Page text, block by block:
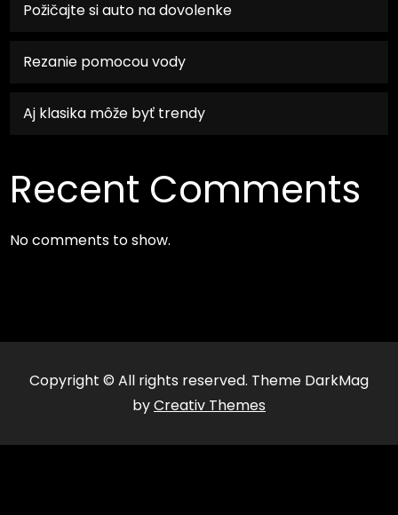
Požičajte si auto na dovolenke
Rezanie pomocou vody
Aj klasika môže byť trendy
Recent Comments
No comments to show.
Copyright © All rights reserved. Theme DarkMag
byCreativ Themes